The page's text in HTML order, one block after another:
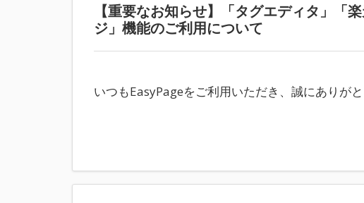
【重要なお知らせ】「タグエディタ」「
ジ」機能のご利用について
いつもEasyPageをご利用いただき、誠にありがと